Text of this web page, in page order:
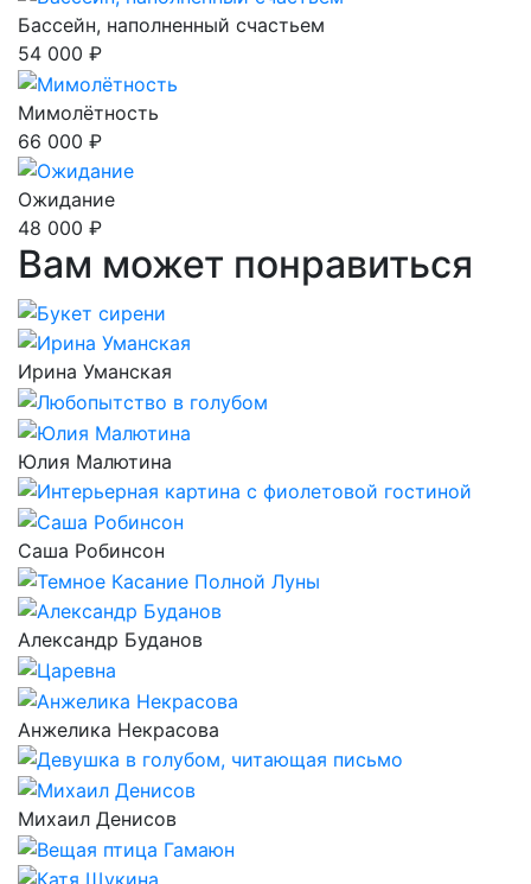
Бассейн, наполненный счастьем
54 000 ₽
Мимолётность
66 000 ₽
Ожидание
48 000 ₽
Вам может понравиться
Ирина Уманская
Юлия Малютина
Саша Робинсон
Александр Буданов
Анжелика Некрасова
Михаил Денисов